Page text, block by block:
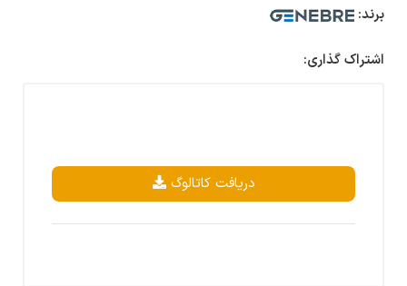
برند:
اشتراک گذاری:
دریافت کاتالوگ